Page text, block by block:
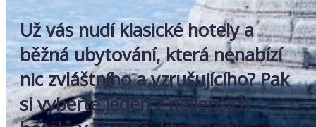
Už vás nudí klasické hotely a
běžná ubytování, která nenabízí
nic zvláštního a vzrušujícího? Pak
si vyberte jeden z nejlepších